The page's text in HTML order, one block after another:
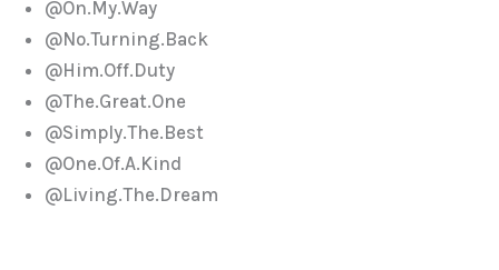
@On.My.Way
@No.Turning.Back
@Him.Off.Duty
@The.Great.One
@Simply.The.Best
@One.Of.A.Kind
@Living.The.Dream